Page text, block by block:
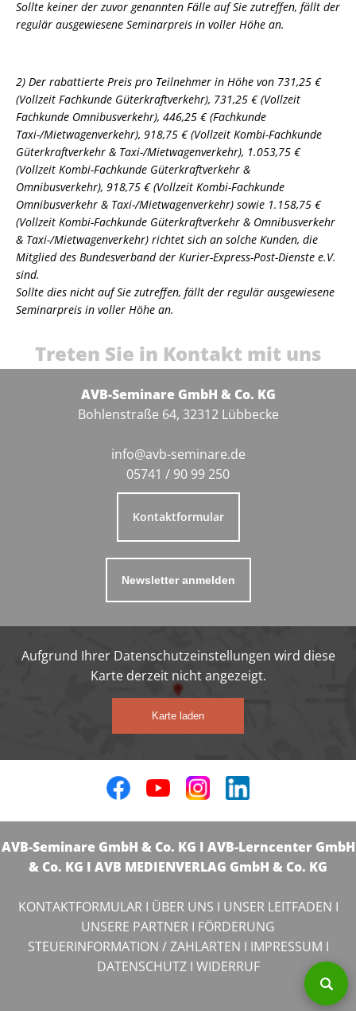
Sollte keiner der zuvor genannten Fälle auf Sie zutreffen, fällt der
regulär ausgewiesene Seminarpreis in voller Höhe an.
2) Der rabattierte Preis pro Teilnehmer in Höhe von 731,25 €
(Vollzeit Fachkunde Güterkraftverkehr), 731,25 € (Vollzeit
Fachkunde Omnibusverkehr), 446,25 € (Fachkunde
Taxi-/Mietwagenverkehr), 918,75 € (Vollzeit Kombi-Fachkunde
Güterkraftverkehr & Taxi-/Mietwagenverkehr), 1.053,75 €
(Vollzeit Kombi-Fachkunde Güterkraftverkehr &
Omnibusverkehr), 918,75 € (Vollzeit Kombi-Fachkunde
Omnibusverkehr & Taxi-/Mietwagenverkehr) sowie 1.158,75 €
(Vollzeit Kombi-Fachkunde Güterkraftverkehr & Omnibusverkehr
& Taxi-/Mietwagenverkehr) richtet sich an solche Kunden, die
Mitglied des Bundesverband der Kurier-Express-Post-Dienste e.V.
sind.
Sollte dies nicht auf Sie zutreffen, fällt der regulär ausgewiesene
Seminarpreis in voller Höhe an.
Treten Sie in Kontakt mit uns
AVB-Seminare GmbH & Co. KG
Bohlenstraße 64, 32312 Lübbecke
info@avb-seminare.de
05741 / 90 99 250
Kontaktformular
Newsletter anmelden
Aufgrund Ihrer Datenschutzeinstellungen wird diese
Karte derzeit nicht angezeigt.
Karte laden
AVB-Seminare GmbH & Co. KG I AVB-Lerncenter GmbH
& Co. KG I AVB MEDIENVERLAG GmbH & Co. KG
KONTAKTFORMULARI ÜBER UNS I UNSER LEITFADEN I
UNSERE PARTNER I FÖRDERUNG
STEUERINFORMATION / ZAHLARTEN I IMPRESSUM I
DATENSCHUTZI WIDERRUF